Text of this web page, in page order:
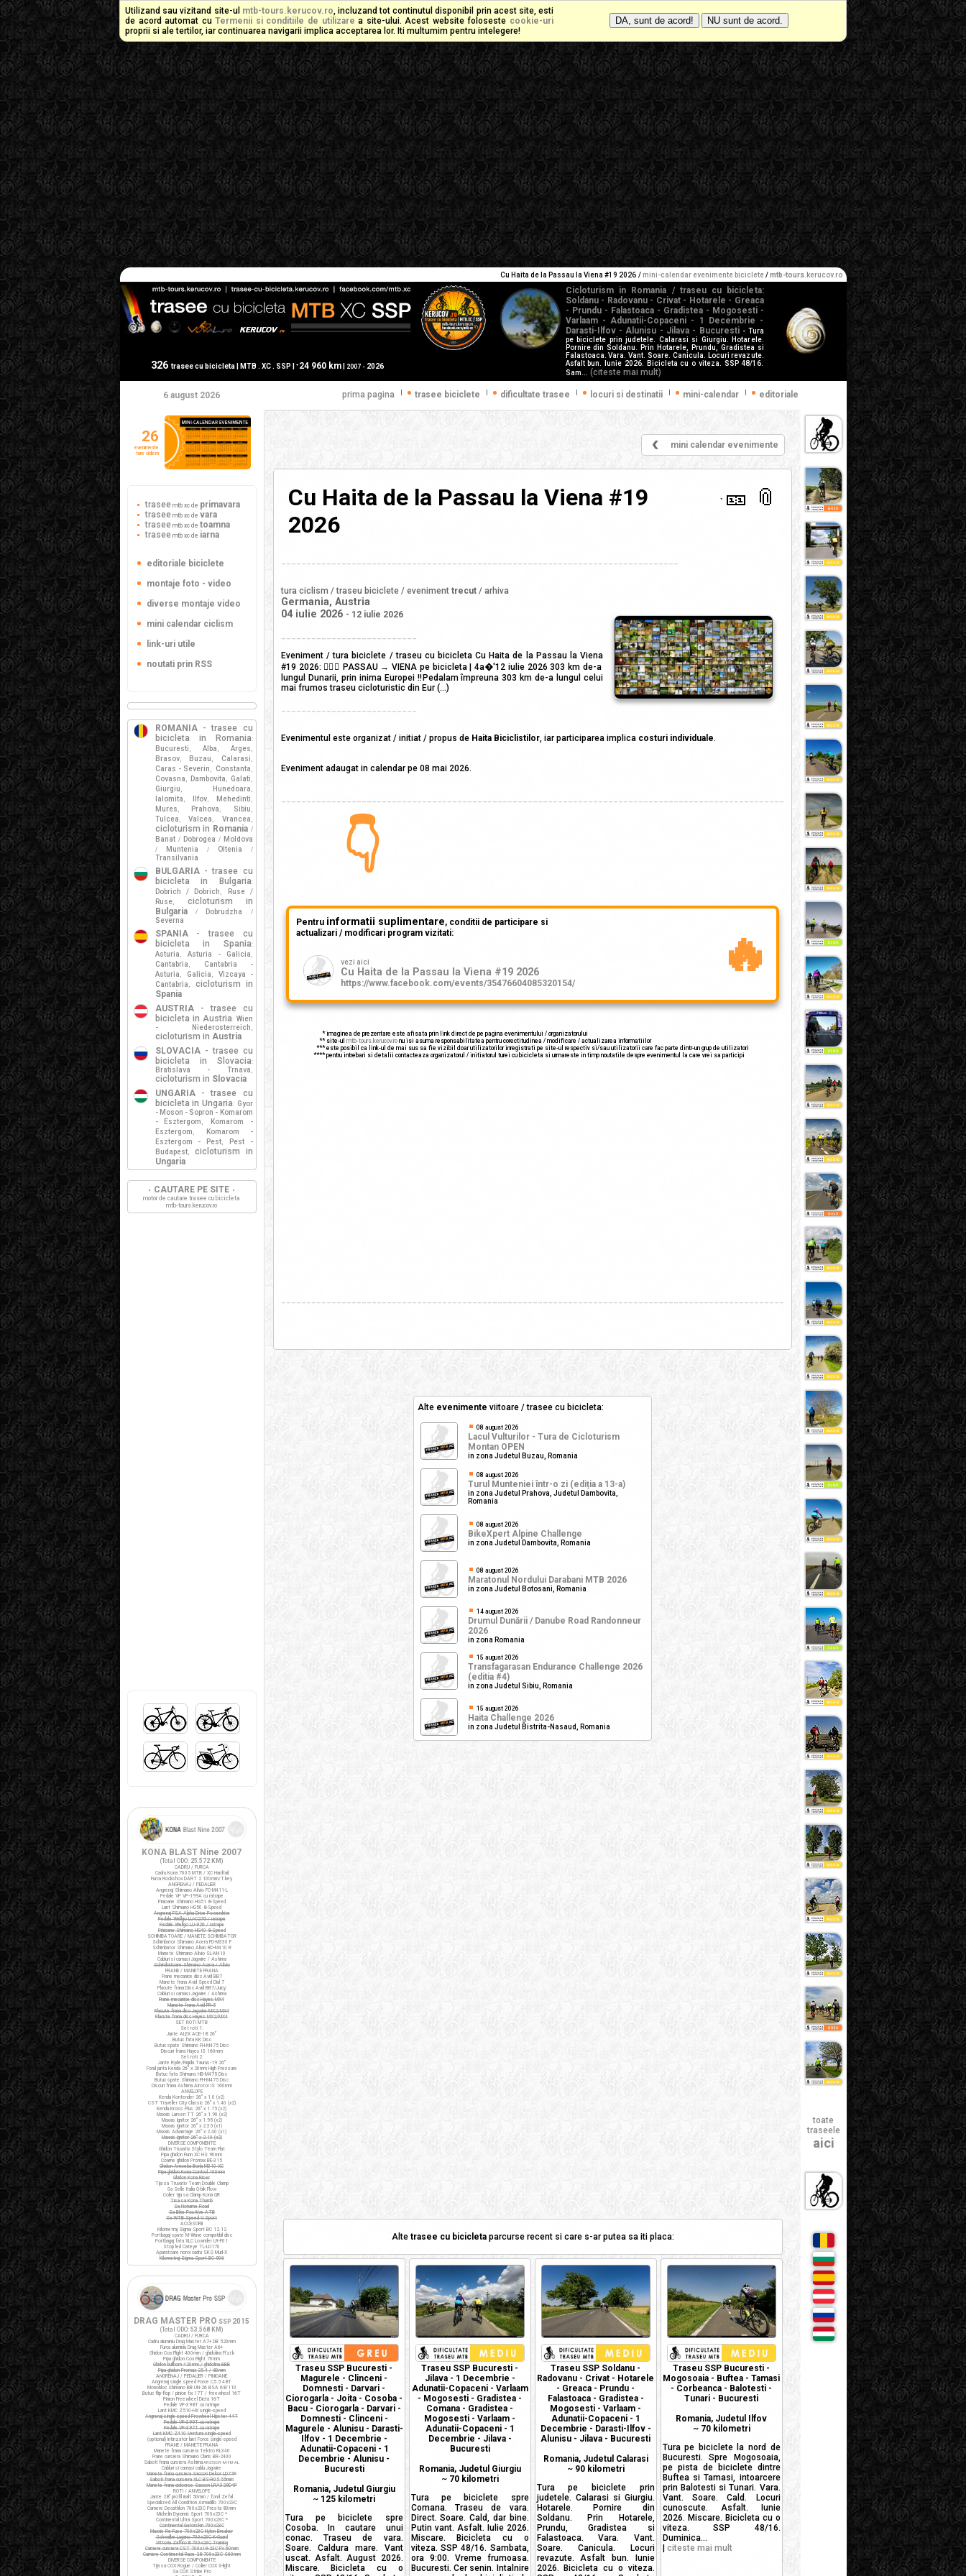
Utilizand sau vizitand site-ul mtb-tours.kerucov.ro, incluzand tot continutul disponibil prin acest site, esti
de acord automat cuTermenii si conditiile de utilizare a site-ului. Acest website foloseste cookie-uri
proprii si ale tertilor, iar continuarea navigarii implica acceptarea lor. Iti multumim pentru intelegere!
Cu Haita de la Passau la Viena #19 2026 / mini-calendar evenimente biciclete/mtb-tours.kerucov.ro
Cicloturism in Romania / traseu cu bicicleta:
Soldanu - Radovanu - Crivat - Hotarele - Greaca
- Prundu - Falastoaca - Gradistea - Mogosesti -
Varlaam - Adunatii-Copaceni - 1 Decembrie -
Darasti-Ilfov - Alunisu - Jilava - Bucuresti - Tura
pe biciclete prin judetele. Calarasi si Giurgiu. Hotarele.
Pornire din Soldanu. Prin Hotarele, Prundu, Gradistea si
Falastoaca. Vara. Vant. Soare. Canicula. Locuri revazute.
Asfalt bun. Iunie 2026. Bicicleta cu o viteza. SSP 48/16.
Sam...
(citeste mai mult)
326 trasee cu bicicleta | MTB . XC . SSP | + 24 960 km 2007 - 2026
6 august 2026 prima pagina trasee biciclete dificultate trasee locuri si destinatii mini-calendar editoriale
toate
traseele
aici
mini calendar evenimente
Cu Haita de la Passau la Viena #19
2026
` 🎫 📎
tura ciclism / traseu biciclete / eveniment trecut / arhiva
Germania, Austria
04 iulie 2026 - 12 iulie 2026
Eveniment / tura biciclete / traseu cu bicicleta Cu Haita de la Passau la Viena
#19 2026: 🚴‍♂️✨ PASSAU → VIENA pe bicicleta | 4a�'12 iulie 2026 303 km de-a
lungul Dunarii, prin inima Europei ‼️Pedalam împreuna 303 km de-a lungul celui
mai frumos traseu cicloturistic din Eur (...)
Evenimentul este organizat / initiat / propus de Haita Biciclistilor, iar participarea implica costuri individuale.
Eveniment adaugat in calendar pe 08 mai 2026.
👇
Pentru informatii suplimentare, conditii de participare si
actualizari / modificari program vizitati:
vezi aici
Cu Haita de la Passau la Viena #19 2026
https://www.facebook.com/events/35476604085320154/ 🔥
* imaginea de prezentare este afisata prin link direct de pe pagina evenimentului / organizatorului
** site-ul mtb-tours.kerucov.ro nu isi asuma responsabilitatea pentru corectitudinea / modificare / actualizarea informatiilor
*** este posibil ca link-ul de mai sus sa fie vizibil doar utilizatorilor inregistrati pe site-ul respectiv si/sau utilizatorii care fac parte dintr-un grup de utilizatori
**** pentru intrebari si detalii contacteaza organizatorul / initiatorul turei cu bicicleta si urmareste in timp noutatile despre evenimentul la care vrei sa participi
Alte evenimente viitoare / trasee cu bicicleta:
08 august 2026
Lacul Vulturilor - Tura de Cicloturism
Montan OPEN
in zona Judetul Buzau, Romania
08 august 2026
Turul Munteniei într-o zi (ediția a 13-a)
in zona Judetul Prahova, Judetul Dambovita,
Romania
08 august 2026
BikeXpert Alpine Challenge
in zona Judetul Dambovita, Romania
08 august 2026
Maratonul Nordului Darabani MTB 2026
in zona Judetul Botosani, Romania
14 august 2026
Drumul Dunării / Danube Road Randonneur
2026
in zona Romania
15 august 2026
Transfagarasan Endurance Challenge 2026
(editia #4)
in zona Judetul Sibiu, Romania
15 august 2026
Haita Challenge 2026
in zona Judetul Bistrita-Nasaud, Romania
Alte trasee cu bicicletaparcurse recent si care s-ar putea sa iti placa:
Traseu SSP Bucuresti -
Magurele - Clinceni -
Domnesti - Darvari -
Ciorogarla - Joita - Cosoba -
Bacu - Ciorogarla - Darvari -
Domnesti - Clinceni -
Magurele - Alunisu - Darasti-
Ilfov - 1 Decembrie -
Adunatii-Copaceni - 1
Decembrie - Alunisu -
Bucuresti
Romania, Judetul Giurgiu
~ 125 kilometri
Tura pe biciclete spre
Cosoba. In cautare unui
conac. Traseu de vara.
Soare. Caldura mare. Vant
uscat. Asfalt. August 2026.
Miscare. Bicicleta cu o
Traseu SSP Bucuresti -
Jilava - 1 Decembrie -
Adunatii-Copaceni - Varlaam
- Mogosesti - Gradistea -
Comana - Gradistea -
Mogosesti - Varlaam -
Adunatii-Copaceni - 1
Decembrie - Jilava -
Bucuresti
Romania, Judetul Giurgiu
~ 70 kilometri
Tura pe biciclete spre
Comana. Traseu de vara.
Direct. Soare. Cald, dar bine.
Putin vant. Asfalt. Iulie 2026.
Miscare. Bicicleta cu o
viteza. SSP 48/16. Sambata,
ora 9:00. Vreme frumoasa.
Bucuresti. Cer senin. Intalnire
Traseu SSP Soldanu -
Radovanu - Crivat - Hotarele
- Greaca - Prundu -
Falastoaca - Gradistea -
Mogosesti - Varlaam -
Adunatii-Copaceni - 1
Decembrie - Darasti-Ilfov -
Alunisu - Jilava - Bucuresti
Romania, Judetul Calarasi
~ 90 kilometri
Tura pe biciclete prin
judetele. Calarasi si Giurgiu.
Hotarele. Pornire din
Soldanu. Prin Hotarele,
Prundu, Gradistea si
Falastoaca. Vara. Vant.
Soare. Canicula. Locuri
revazute. Asfalt bun. Iunie
2026. Bicicleta cu o viteza.
Traseu SSP Bucuresti -
Mogosoaia - Buftea - Tamasi
- Corbeanca - Balotesti -
Tunari - Bucuresti
Romania, Judetul Ilfov
~ 70 kilometri
Tura pe biciclete la nord de
Bucuresti. Spre Mogosoaia,
pe pista de biciclete dintre
Buftea si Tamasi, intoarcere
prin Balotesti si Tunari. Vara.
Vant. Soare. Cald. Locuri
cunoscute. Asfalt. Iunie
2026. Miscare. Bicicleta cu o
viteza. SSP 48/16.
Duminica...
| citeste mai mult
26
evenimente
ture ciclism
trasee mtb xc de primavara
trasee mtb xc de vara
trasee mtb xc de toamna
trasee mtb xc de iarna
editoriale biciclete
montaje foto - video
diverse montaje video
mini calendar ciclism
link-uri utile
noutati prin RSS
ROMANIA- trasee cu
bicicleta in Romania:
Bucuresti , Alba , Arges ,
Brasov, Buzau , Calarasi ,
Caras - Severin , Constanta ,
Covasna , Dambovita , Galati ,
Giurgiu , Hunedoara ,
Ialomita , Ilfov, Mehedinti ,
Mures , Prahova , Sibiu ,
Tulcea , Valcea , Vrancea ,
cicloturism in Romania /
Banat / Dobrogea / Moldova
/ Muntenia / Oltenia /
Transilvania
BULGARIA- trasee cu
bicicleta in Bulgaria:
Dobrich / Dobrich ,
Ruse /
Ruse,
cicloturism in
Bulgaria
/ Dobrudzha /
Severna
SPANIA- trasee cu
bicicleta in Spania:
Asturia , Asturia - Galicia ,
Cantabria ,
Cantabria -
Asturia , Galicia ,
Vizcaya -
Cantabria ,
cicloturism in
Spania
AUSTRIA- trasee cu
bicicleta in Austria: Wien
- Niederosterreich ,
cicloturism in Austria
SLOVACIA- trasee cu
bicicleta in Slovacia:
Bratislava - Trnava ,
cicloturism in Slovacia
UNGARIA- trasee cu
bicicleta in Ungaria: Gyor
- Moson - Sopron - Komarom
- Esztergom ,
Komarom -
Esztergom ,
Komarom -
Esztergom - Pest,
Pest -
Budapest,
cicloturism in
Ungaria
CAUTARE PE SITE
motor de cautare trasee cu bicicleta
mtb-tours.kerucov.ro
KONA BLAST Nine 2007
(Total ODO: 25.572 KM )
CADRU / FURCA
Cadru Kona 7005 MTB / XC Hardtail
Furca Rockshox DART 2 100mm/T.key
ANGRENAJ / PEDALIER
Angrenaj Shimano Alivio FC-M411-L
Pedale VP VP-199A cu ratrape
Pinioane Shimano HG51 8-Speed
Lant Shimano HG50 8-Speed
Angrenaj FSA Alpha Drive Powerdrive
Pedale Wellgo LU-C27G / ratrape
Pedale Wellgo LU-926 / ratrape
Pinioane Shimano HG40 8-Speed
SCHIMBATOARE / MANETE SCHIMBATOR
Schimbator Shimano Acera FD-M330 F
Schimbator Shimano Alivio RD-M410 R
Manete Shimano Alivio SL-M410
Cabluri si camasi Jagwire / Ashima
Schimbatoare Shimano Acera / Alivio
FRANE / MANETE FRANA
Frane mecanice disc Avid BB7
Manete frana Avid Speed Dial 7
Placute frana Disc Avid BB7/Juicy
Cabluri si camasi Jagwire / Ashima
Frane mecanice disc Hayes MX4
Manete frana Avid FR-5
Placute frana disc Jagwire MX2/MX4
Placute frana disc Hayes MX2/MX4
SET ROTI MTB
Set roti 1:
Jante ALEX ACE-18 26"
Butuc fata KK Disc
Butuc spate Shimano FH-M475 Disc
Discuri frana Hayes IS 160mm
Set roti 2:
Jante Ryde/Rigida Taurus-19 26"
Fond janta Kenda 26" x 20mm High Pressure
Butuc fata Shimano HB-M475 Disc
Butuc spate Shimano FH-M475 Disc
Discuri frana Ashima Airotor IS 160mm
ANVELOPE
Kenda Kontender 26" x 1.0 (x2)
CST Traveller City Classic 26" x 1.40 (x2)
Kenda Kross Plus 26" x 1.75 (x2)
Maxxis Larsen TT 26" x 1.90 (x2)
Maxxis Ignitor 26" x 1.95 (x2)
Maxxis Ignitor 26" x 2.35 (x1)
Maxxis Advantage 26" x 2.40 (x1)
Maxxis Ignitor 26" x 2.10 (x2)
DIVERSE COMPONENTE
Ghidon Truvativ Stylo Team Flat
Pipa ghidon Funn XC HS 90mm
Coarne ghidon Promax BE-315
Ghidon Amoeba Borla M310 XC
Pipa ghidon Kona Control 100mm
Ghidon Kona Riser
Tija sa Truvativ Team Double Clamp
Sa Selle Italia Q-bik Flow
Colier tija sa Clamp Kona QR
Tisa sa Kona Thumb
Sa Noname Road
Sa Bike Positive ATB
Sa WTB Speed V Sport
ACCESORII
Kilometraj Sigma Sport BC 12.12
Portbagaj spate M-Wave compatibil disc
Portbagaj fata XLC Lowrider LR-F01
Stop led Cateye TL-LD170
Aparatoare noroi cadru SKS Mud-X
Kilometraj Sigma Sport BC 906
DRAG MASTER PRO SSP 2015
(Total ODO: 53.568 KM )
CADRU / FURCA
Cadru aluminiu Drag Master A7+ DB 520mm
Furca aluminiu Drag Master A6+
Ghidon Cox Flight 400mm / ghidolina Fi'zi:k
Pipa ghidon Cox Flight 70mm
Ghidon bullhorn 420mm / ghidolina BBB
Pipa ghidon Promax 25.4 / 80mm
ANGRENAJ / PEDALIER / PINIOANE
Angrenaj single speed Force C5.5 48T
Monobloc Shimano BB UN-26 BSA 68/110
Butuc flip-flop / pinion fix 17T / freewheel 16T
Pinion Freewheel Dicta 16T
Pedale VP-398T cu ratrape
Lant KMC Z510-HX single-speed
Angrenaj single speed Prowheel Hipster 44T
Pedale VP-399T cu ratrape
Pedale VP-397T cu ratrape
Lant KMC Z410 Ventura single-speed
(optional) Intinzator lant Force single-speed
FRANE / MANETE FRANA
Manete frana cursiera Tektro RL340
Frane cursiera Shimano Claris BR-2400
Saboti frana cursiera AshimaARS72CR-M-HU-AL
Cabluri si camasi cablu Jagwire
Manete frana cursiera Saccon Dekor LD77P
Saboti frana cursiera XLC BS-R05 55mm
Manete frana ciclocros Saccon LRA329D4P
ROTI / ANVELOPE
Jante 28" profil inalt 50mm / fond Zefal
Specialized All Condition Armadillo 700x23C
Camere Decathlon 700x23C Presta 80mm
Michelin Dynamic Sport 700x23C *
Continental Ultra Sport 700x23C *
Continental Gatorskin 700x23C
Maxxis Re-Fuse 700x23C Nylon Breaker
Schwalbe Lugano 700x23C K-Guard
Vittoria Zaffiro III 700x23C Training
Camere cursiera CST 700x19-23C FV 60mm
Camere Continental Race 28 700x23C S60mm
DIVERSE COMPONENTE
Tija sa COX Rogue / Colier COX X-light
Sa COX Strike Pro